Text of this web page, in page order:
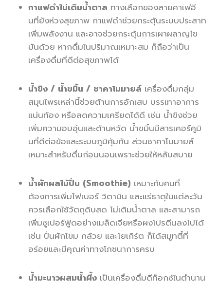
กาแฟดำไม่เติมน้ำตาล ทางเลือกของสายคาเฟอี
นที่ยังห่วงสุขภาพ กาแฟดำช่วยกระตุ้นระบบประสาท
เพิ่มพลังงาน และอาจช่วยกระตุ้นการเผาผลาญไข
มันด้วย หากดื่มในปริมาณเหมาะสม ก็ถือว่าเป็น
เครื่องดื่มที่ดีต่อสุขภาพได้
น้ำขิง / น้ำขมิ้น / ชาคาโมมายล์ เครื่องดื่มกลุ่ม
สมุนไพรเหล่านี้ช่วยต้านการอักเสบ บรรเทาอาการ
แน่นท้อง หรือลดความเครียดได้ดี เช่น น้ำขิงช่วย
เพิ่มความอบอุ่นและต้านหวัด น้ำขมิ้นมีสารเคอร์คูมิ
นที่ดีต่อข้อและระบบภูมิคุ้มกัน ส่วนชาคาโมมายล์
เหมาะสำหรับดื่มก่อนนอนเพราะช่วยให้หลับสบาย
น้ำผักผลไม้ปั่น (Smoothie) เหมาะกับคนที่
ต้องการเพิ่มไฟเบอร์ วิตามิน และแร่ธาตุในแต่ละวัน
ควรเลือกใช้วัตถุดิบสด ไม่เติมน้ำตาล และสามารถ
เพิ่มซูเปอร์ฟู้ดอย่างเมล็ดเจียหรือผงโปรตีนลงไปได้
เช่น ปั่นผักโขม กล้วย และโยเกิร์ต ก็ได้สมูทตี้ที่
อร่อยและมีคุณค่าทางโภชนาการครบ
น้ำมะนาวผสมน้ำผึ้ง เป็นเครื่องดื่มดีท็อกซ์ในตำนาน